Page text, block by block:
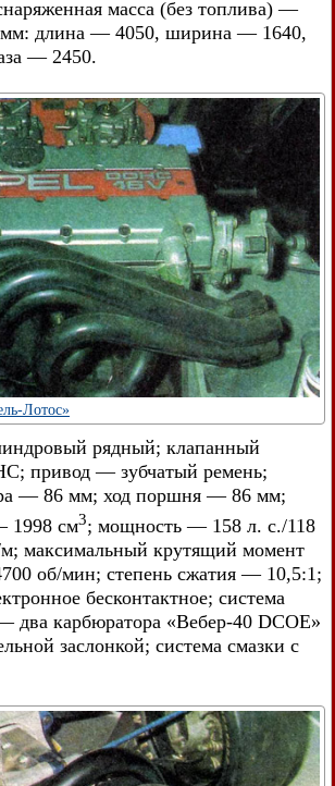
масса (без топлива) —
мм: длина — 4050, ширина — 1640,
— 2450.
Лотос»
рядный; клапанный
привод — зубчатый ремень;
— 86 мм; ход поршня — 86 мм;
1998 см3; мощность — 158 л. с./118
максимальный крутящий момент
об/мин; степень сжатия — 10,5:1;
бесконтактное; система
два карбюратора «Вебер-40 DCOE»
заслонкой; система смазки с